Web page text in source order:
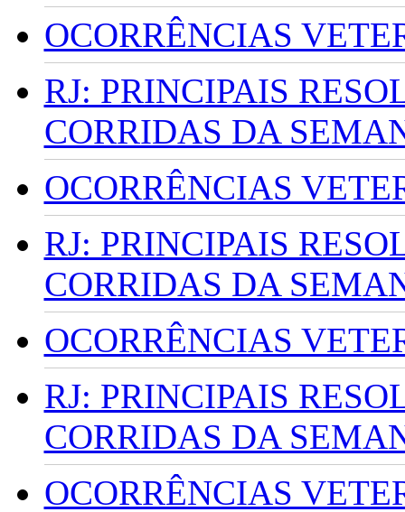
OCORRÊNCIAS
RJ: PRINCIPAIS
CORRIDAS DA
OCORRÊNCIAS
RJ: PRINCIPAIS
CORRIDAS DA
OCORRÊNCIAS
RJ: PRINCIPAIS
CORRIDAS DA
OCORRÊNCIAS